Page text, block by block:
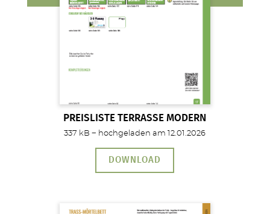
PREISLISTE TERRASSE MODERN
337 kB − hochgeladen am 12.01.2026
DOWNLOAD